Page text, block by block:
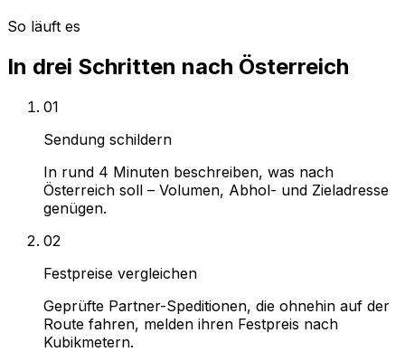
So läuft es
In drei Schritten nach Österreich
01
Sendung schildern
In rund 4 Minuten beschreiben, was nach
Österreich soll – Volumen, Abhol- und Zieladresse
genügen.
02
Festpreise vergleichen
Geprüfte Partner-Speditionen, die ohnehin auf der
Route fahren, melden ihren Festpreis nach
Kubikmetern.